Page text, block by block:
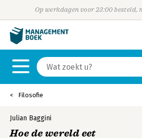
Op werkdagen voor 23:00 besteld,
Filosofie
Julian Baggini
Hoe de wereld eet